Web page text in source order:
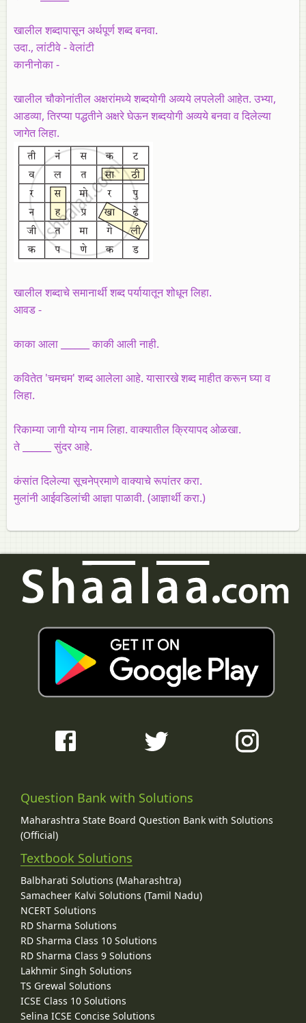
खालील शब्दापासून अर्थपूर्ण शब्द बनवा.
उदा., लांटीवे - वेलांटी
कानीनोका -
खालील चौकोनांतील अक्षरांमध्ये शब्दयोगी अव्यये लपलेली आहेत. उभ्या,
आडव्या, तिरप्या पद्धतीने अक्षरे घेऊन शब्दयोगी अव्यये बनवा व दिलेल्या
जागेत लिहा.
खालील शब्दाचे समानार्थी शब्द पर्यायातून शोधून लिहा.
आवड -
काका आला ______ काकी आली नाही.
कवितेत 'चमचम' शब्द आलेला आहे. यासारखे शब्द माहीत करून घ्या व
लिहा.
रिकाम्या जागी योग्य नाम लिहा. वाक्यातील क्रियापद ओळखा.
ते ______ सुंदर आहे.
कंसांत दिलेल्या सूचनेप्रमाणे वाक्याचे रूपांतर करा.
मुलांनी आईवडिलांची आज्ञा पाळावी. (आज्ञार्थी करा.)
Question Bank with Solutions
Maharashtra State Board Question Bank with Solutions
(Official)
Textbook Solutions
Balbharati Solutions (Maharashtra)
Samacheer Kalvi Solutions (Tamil Nadu)
NCERT Solutions
RD Sharma Solutions
RD Sharma Class 10 Solutions
RD Sharma Class 9 Solutions
Lakhmir Singh Solutions
TS Grewal Solutions
ICSE Class 10 Solutions
Selina ICSE Concise Solutions